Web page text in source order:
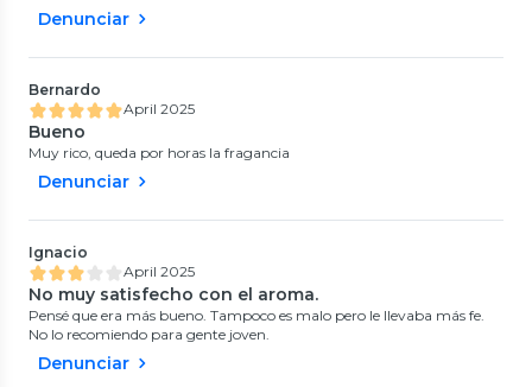
Denunciar
Bernardo
April 2025
Bueno
Muy rico, queda por horas la fragancia
Denunciar
Ignacio
April 2025
No muy satisfecho con el aroma.
Pensé que era más bueno. Tampoco es malo pero le llevaba más fe.
No lo recomiendo para gente joven.
Denunciar